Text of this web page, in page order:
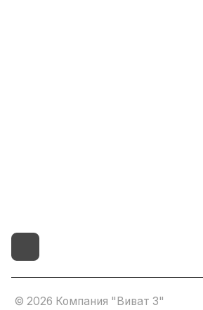
© 2026 Компания "Виват 3"